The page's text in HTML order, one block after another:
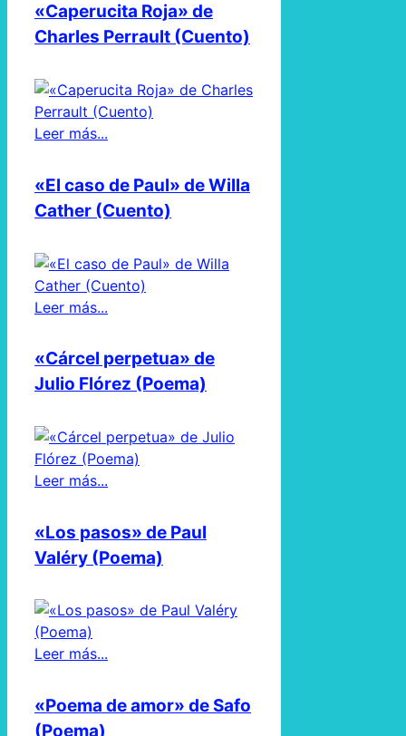
«Caperucita Roja» de
Charles Perrault (Cuento)
Leer más...
«El caso de Paul» de Willa
Cather (Cuento)
Leer más...
«Cárcel perpetua» de
Julio Flórez (Poema)
Leer más...
«Los pasos» de Paul
Valéry (Poema)
Leer más...
«Poema de amor» de Safo
(Poema)